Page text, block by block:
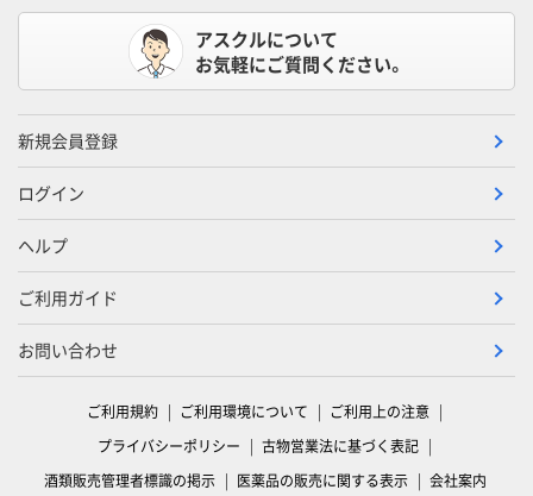
アスクルについて
お気軽にご質問ください。
新規会員登録
ログイン
ヘルプ
ご利用ガイド
お問い合わせ
ご利用規約 ご利用環境について
ご利用上の注意
プライバシーポリシー
古物営業法に基づく表記
酒類販売管理者標識の掲示
医薬品の販売に関する表示 会社案内